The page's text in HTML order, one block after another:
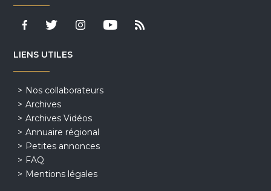
LIENS UTILES
Nos collaborateurs
Archives
Archives Vidéos
Annuaire régional
Petites annonces
FAQ
Mentions légales